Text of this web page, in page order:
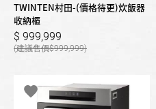
TWINTEN村田-(價格待更)炊飯器
收納櫃
999,999
999,999